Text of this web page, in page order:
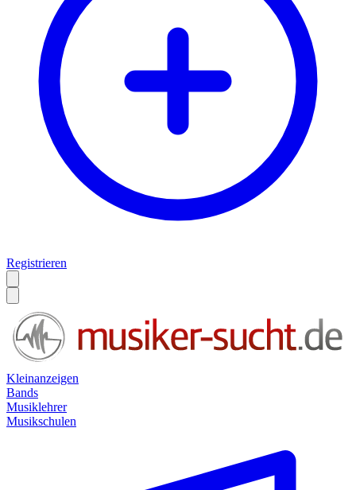
Registrieren
Kleinanzeigen
Bands
Musiklehrer
Musikschulen